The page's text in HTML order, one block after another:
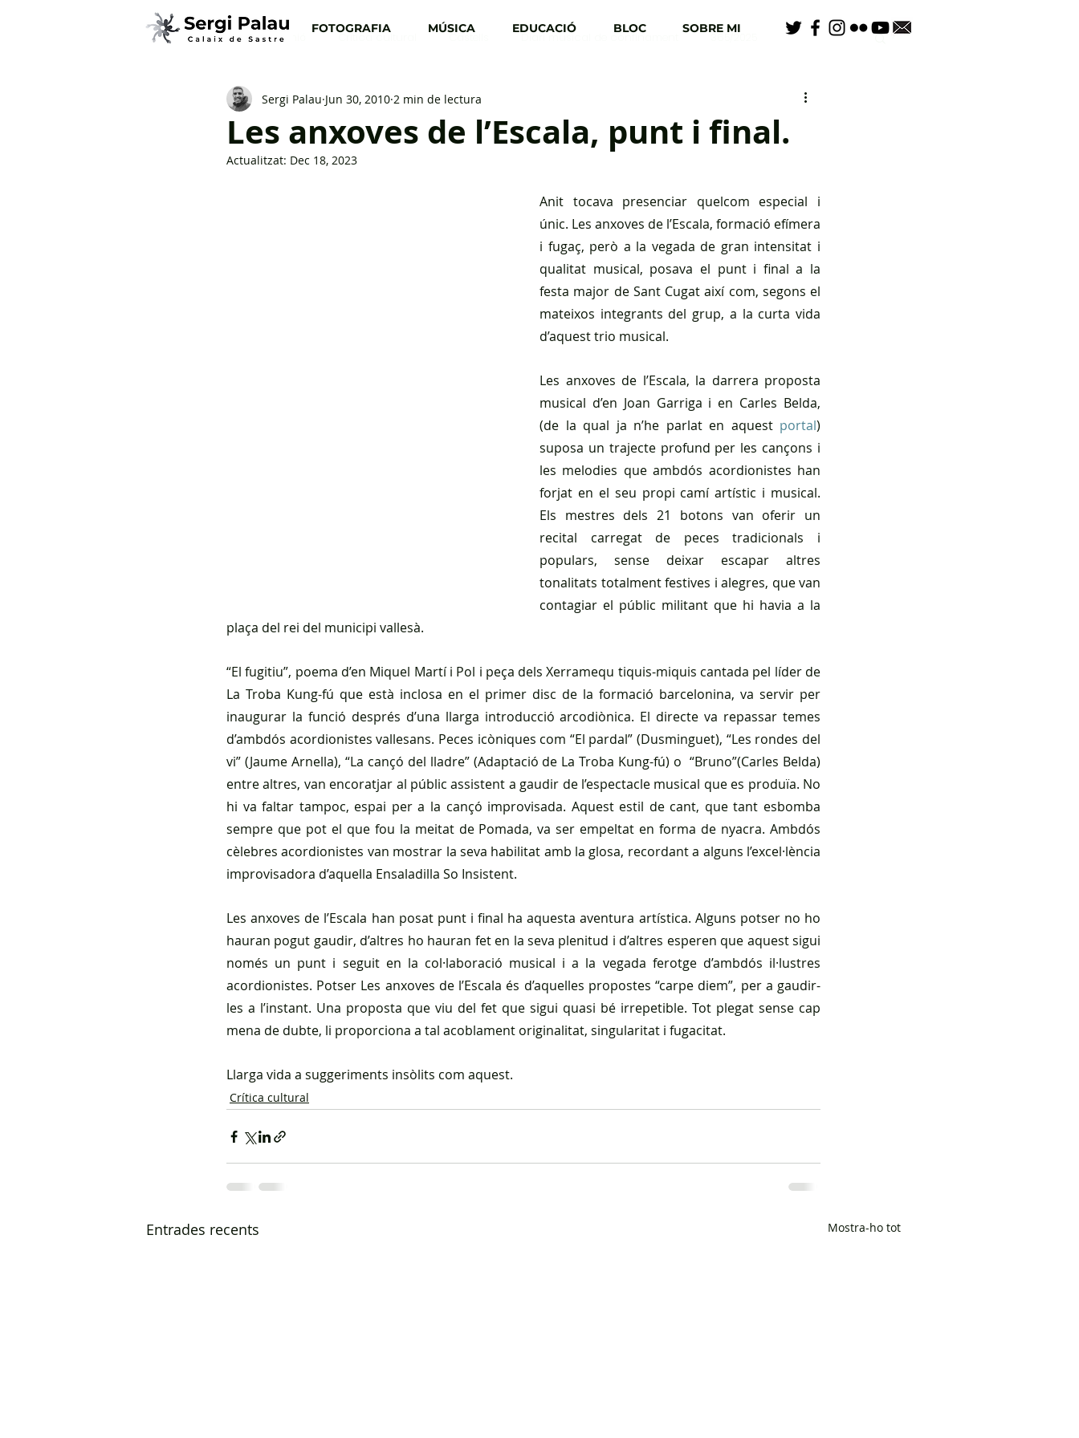
FOTOGRAFIA MÚSICA EDUCACIÓ BLOC SOBRE MI
Totes les entrades Opinió Crítica cultural Castells Diari musical de confinament 365/2025
Les anxoves de l’Escala, punt i final.
Sergi Palau Jun 30, 2010 2 min de lectura
Actualitzat: Dec 18, 2023
Anit tocava presenciar quelcom especial i
únic. Les anxoves de l’Escala, formació efímera
i fugaç, però a la vegada de gran intensitat i
qualitat musical, posava el punt i final a la
festa major de Sant Cugat així com, segons el
mateixos integrants del grup, a la curta vida
d’aquest trio musical.
Les anxoves de l’Escala, la darrera proposta
musical d’en Joan Garriga i en Carles Belda,
(de la qual ja n’he parlat en aquest portal)
suposa un trajecte profund per les cançons i
les melodies que ambdós acordionistes han
forjat en el seu propi camí artístic i musical.
Els mestres dels 21 botons van oferir un
recital carregat de peces tradicionals i
populars, sense deixar escapar altres
tonalitats totalment festives i alegres, que van
contagiar el públic militant que hi havia a la
plaça del rei del municipi vallesà.
“El fugitiu”, poema d’en Miquel Martí i Pol i peça dels Xerramequ tiquis-miquis cantada pel líder de
La Troba Kung-fú que està inclosa en el primer disc de la formació barcelonina, va servir per
inaugurar la funció després d’una llarga introducció arcodiònica. El directe va repassar temes
d’ambdós acordionistes vallesans. Peces icòniques com “El pardal” (Dusminguet), “Les rondes del
vi” (Jaume Arnella), “La cançó del lladre” (Adaptació de La Troba Kung-fú) o  “Bruno”(Carles Belda)
entre altres, van encoratjar al públic assistent a gaudir de l’espectacle musical que es produïa. No
hi va faltar tampoc, espai per a la cançó improvisada. Aquest estil de cant, que tant esbomba
sempre que pot el que fou la meitat de Pomada, va ser empeltat en forma de nyacra. Ambdós
cèlebres acordionistes van mostrar la seva habilitat amb la glosa, recordant a alguns l’excel·lència
improvisadora d’aquella Ensaladilla So Insistent.
Les anxoves de l’Escala han posat punt i final ha aquesta aventura artística. Alguns potser no ho
hauran pogut gaudir, d’altres ho hauran fet en la seva plenitud i d’altres esperen que aquest sigui
només un punt i seguit en la col·laboració musical i a la vegada ferotge d’ambdós il·lustres
acordionistes. Potser Les anxoves de l’Escala és d’aquelles propostes “carpe diem”, per a gaudir-
les a l’instant. Una proposta que viu del fet que sigui quasi bé irrepetible. Tot plegat sense cap
mena de dubte, li proporciona a tal acoblament originalitat, singularitat i fugacitat.
Llarga vida a suggeriments insòlits com aquest.
Crítica cultural
Entrades recents Mostra-ho tot